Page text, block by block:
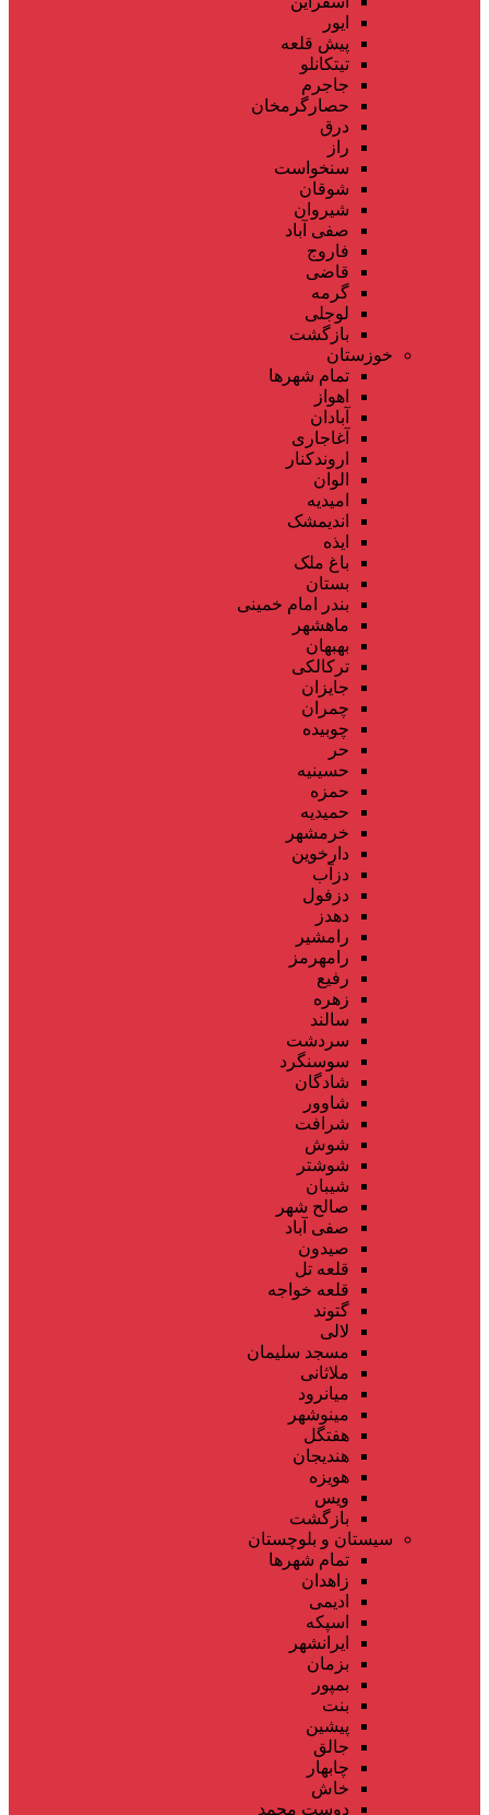
ایور
پیش قلعه
تیتکانلو
جاجرم
حصارگرمخان
درق
راز
سنخواست
شوقان
شیروان
صفی آباد
فاروج
قاضی
گرمه
لوجلی
بازگشت
خوزستان
تمام شهر‌ها
اهواز
آبادان
آغاجاری
اروندکنار
الوان
امیدیه
اندیمشک
ایذه
باغ ملک
بستان
بندر امام خمینی
ماهشهر
بهبهان
ترکالکی
جایزان
چمران
چوبیده
حر
حسینیه
حمزه
حمیدیه
خرمشهر
دارخوین
دزآب
دزفول
دهدز
رامشیر
رامهرمز
رفیع
زهره
سالند
سردشت
سوسنگرد
شادگان
شاوور
شرافت
شوش
شوشتر
شیبان
صالح شهر
صفی آباد
صیدون
قلعه تل
قلعه خواجه
گتوند
لالی
مسجد سلیمان
ملاثانی
میانرود
مینوشهر
هفتگل
هندیجان
هویزه
ویس
بازگشت
سیستان و بلوچستان
تمام شهر‌ها
زاهدان
ادیمی
اسپکه
ایرانشهر
بزمان
بمپور
بنت
پیشین
جالق
چابهار
خاش
دوست محمد